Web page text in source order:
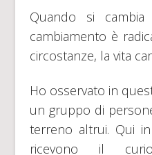
Quando si
cambiamento è
circostanze, la vita
Ho osservato in
un gruppo di
terreno altrui. Qui
ricevono il